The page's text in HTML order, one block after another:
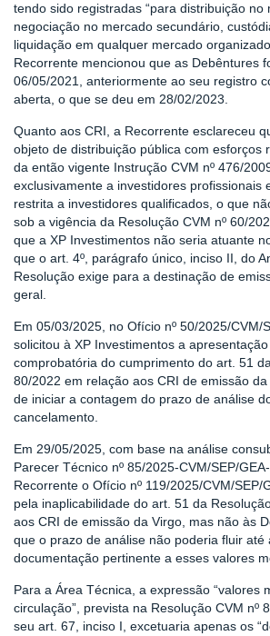
tendo sido registradas “para distribuição no
negociação no mercado secundário,
liquidação em qualquer mercado
Recorrente mencionou que as Debêntures
06/05/2021, anteriormente ao seu registro
aberta, o que se deu em 28/02/2023.
Quanto aos CRI, a Recorrente esclareceu
objeto de distribuição pública com esforços
da então vigente Instrução CVM nº 476/
exclusivamente a investidores profissionais
restrita a investidores qualificados, o que
sob a vigência da Resolução CVM nº 60/
que a XP Investimentos não seria atuante
que o art. 4º, parágrafo único, inciso II, do
Resolução exige para a destinação de
geral.
Em 05/03/2025, no Ofício nº 50/2025/CVM/
solicitou à XP Investimentos a
comprobatória do cumprimento do art. 51
80/2022 em relação aos CRI de emissão
de iniciar a contagem do prazo de análise
cancelamento.
Em 29/05/2025, com base na análise
Parecer Técnico nº 85/2025-CVM/SEP/
Recorrente o Ofício nº 119/2025/CVM/SEP/
pela inaplicabilidade do art. 51 da
aos CRI de emissão da Virgo, mas não às
que o prazo de análise não poderia fluir até
documentação pertinente a esses valores
Para a Área Técnica, a expressão “valores
circulação”, prevista na Resolução CVM nº
seu art. 67, inciso I, excetuaria apenas os